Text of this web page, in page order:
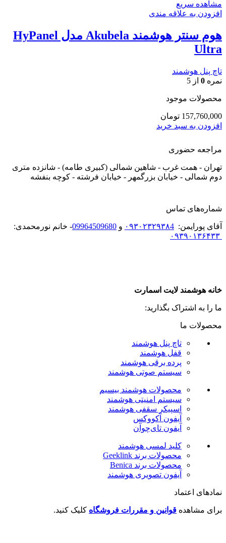
مشاهده سریع
افزودن به علاقه مندی
هوم سنتر هوشمند Akubela مدل HyPanel
Ultra
تاچ پنل هوشمند
نمره 0 از 5
محصولات موجود
157,760,000 تومان
افزودن به سبد خرید
مراجعه حضوری
تهران - همت غرب - شاهین شمالی (کبیری طامه) - شانزده متری
دوم شمالی - خیابان بزرگمهر - خیابان فرشته - کوچه بنفشه
شماره‌های تماس
آقای پورایمن: ۰۹۳۰۲۳۲۹۳۸4 و 09964509680- خانم نورمحمدی:
خانه هوشمند لایت اسمارت
ما را به اشتراک بگذارید:
محصولات ما
تاچ پنل هوشمند
قفل هوشمند
پرده برقی هوشمند
سیستم صوتی هوشمند
محصولات هوشمند بیسیم
سیستم امنیتی هوشمند
اسپیکر سقفی هوشمند
آیفون آکووکس
آیفون تای‌چوآن
کلید لمسی هوشمند
محصولات برند Geeklink
محصولات برند ‌Benica
آیفون تصویری هوشمند
نمادهای اعتماد
برای مشاهده قوانین و مقررات فروشگاه کلیک کنید.